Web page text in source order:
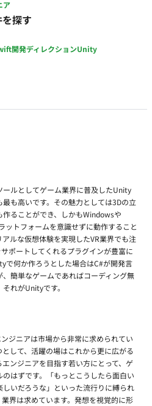
ア
探す
開発ディレクションUnity
ルとしてゲーム業界に普及したUnity
も高いです。その魅力としては3Dの立
ることができ、しかもWindowsや
トフォームを意識せずに動作すること
ルな仮想体験を実現したVR業界でも注
ポートしてくれるプラグインが豊富に
で何か作ろうとした場合はC#が開発言
簡単なゲームであればコーディング無
れがUnityです。
ジニアは市場から非常に求められてい
して、活躍の場はこれから更に広がる
ンジニアを目指す若い方にとって、ゲ
はずです。「もっとこうしたら面白い
いだろうな」といった流行りに縛られ
界は求めています。発想を視覚的に形